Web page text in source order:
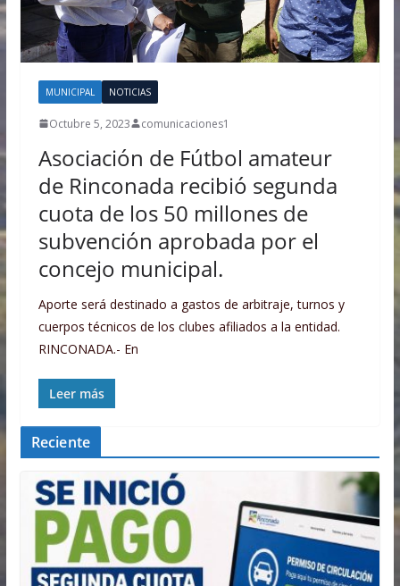
MUNICIPAL NOTICIAS
Octubre 5, 2023 comunicaciones1
Asociación de Fútbol amateur
de Rinconada recibió segunda
cuota de los 50 millones de
subvención aprobada por el
concejo municipal.
Aporte será destinado a gastos de arbitraje, turnos y
cuerpos técnicos de los clubes afiliados a la entidad.
RINCONADA.- En
Leer más
Reciente